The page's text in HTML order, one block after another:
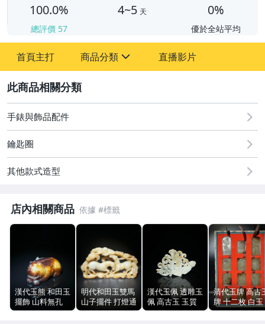
100.0%
總評價 57
4~5 天 0%
優於全站平均
首頁主打 商品分類
古董、藝術與礦石
居家、家具與園藝
女裝與服飾配件
直播影片
手錶與飾品配件
鑰匙圈
其他款式造型
店內相關商品
漢代玉熊 和田玉
擺飾 山料無孔
非染色 5.5cm
明代和田玉雙馬
山子擺件 打燈通
透 20cm 747.3g
漢代玉佩 透雕玉
佩 高古玉 玉質
溫潤 包漿自然
清代玉牌 高古
牌 十二枚 白玉
山料 擺件 打燈